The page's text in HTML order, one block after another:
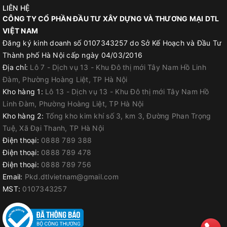
một lô sản xuất trên cùng một bề mặt sơn phủ
Nhiệt độ thi công 11 – 39oC
Không thi công khi trời mưa hoặc khi độ ẩm môi trường ≥85%
hoặc có gió mạnh
Hộp sơn đóng kín, để nơi khô ráo, tránh xa nguồn nhiệt
III. Màu sắc Sơn dầu Alkyd
CMC
LIÊN HỆ
CÔNG TY CỔ PHẦN ĐẦU TƯ XÂY DỰNG VÀ THƯƠNG MẠI DTL
VIỆT NAM
Đăng ký kinh doanh số 0107343257 do Sở Kế Hoạch và Đầu Tư
Thành phố Hà Nội cấp ngày 04/03/2016
Địa chỉ: Lô 7 - Dịch vụ 13 - Khu Đô thị mới Tây Nam Hồ Linh
Đàm, Phường Hoàng Liệt, TP Hà Nội
Kho hàng 1: Lô 13 - Dịch vụ 13 - Khu Đô thị mới Tây Nam Hồ
Linh Đàm, Phường Hoàng Liệt, TP Hà Nội
Kho hàng 2: Tổng kho kim khí số 3, km 3, Đường Phan Trọng
Tuệ, Xã Đại Thanh, TP Hà Nội
Điện thoại: 0888 789 388
Điện thoại: 0888 789 478
Điện thoại: 0888 789 756
Email: Pkd.dtlvietnam@gmail.com
MST: 0107343257